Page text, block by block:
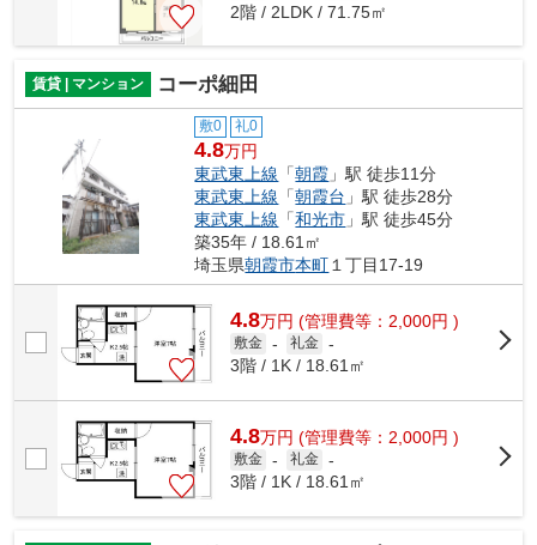
2階 / 2LDK / 71.75㎡
賃貸 | マンション コーポ細田
敷0 礼0
4.8万円
東武東上線 「朝霞 」駅 徒歩11分
東武東上線 「朝霞台 」駅 徒歩28分
東武東上線 「和光市 」駅 徒歩45分
築35年 / 18.61㎡
埼玉県朝霞市本町 １丁目17-19
4.8万円 (管理費等：2,000円 )
敷金 - 礼金 -
3階 / 1K / 18.61㎡
4.8万円 (管理費等：2,000円 )
敷金 - 礼金 -
3階 / 1K / 18.61㎡